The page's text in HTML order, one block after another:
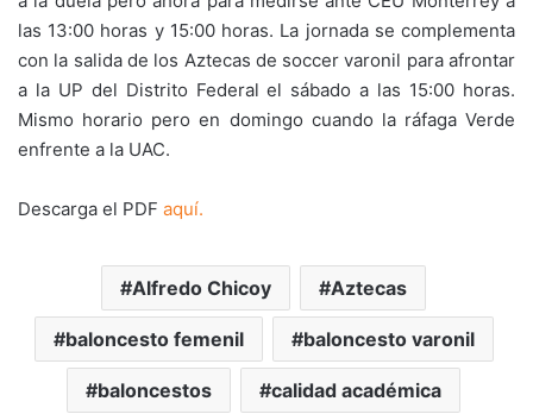
las 13:00 horas y 15:00 horas. La jornada se complementa
con la salida de los Aztecas de soccer varonil para afrontar
a la UP del Distrito Federal el sábado a las 15:00 horas.
Mismo horario pero en domingo cuando la ráfaga Verde
enfrente a la UAC.
Descarga el PDF aquí.
Alfredo Chicoy Aztecas
baloncesto femenil baloncesto varonil
baloncestos calidad académica